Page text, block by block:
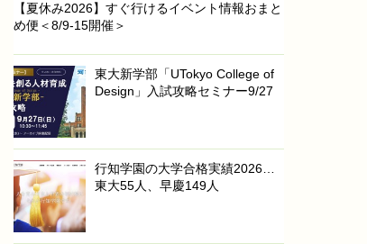
【夏休み2026】すぐ行けるイベント情報おまと
め便＜8/9-15開催＞
東大新学部「UTokyo College of
Design」入試攻略セミナー9/27
行知学園の大学合格実績2026…
東大55人、早慶149人